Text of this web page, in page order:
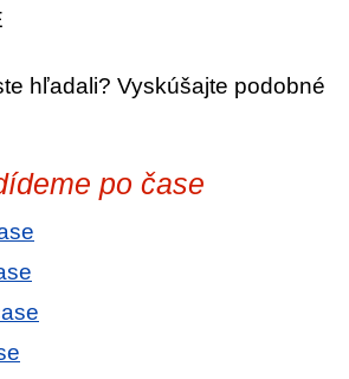
hľadali? Vyskúšajte podobné
po čase